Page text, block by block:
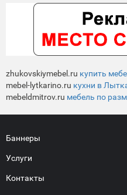
zhukovskiymebel.ru купить
mebel-lytkarino.ru кухни в
mebeldmitrov.ru мебель по
Баннеры
Услуги
Контакты